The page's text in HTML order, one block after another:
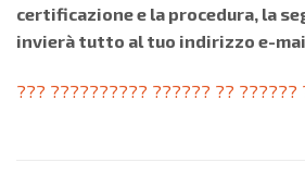
certificazione e la procedura, la
invierà tutto al tuo indirizzo e-
??? ?????????? ?????? ?? ??????